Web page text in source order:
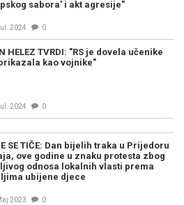
sabora' i akt agresije"
2024 0
HELEZ TVRDI: "RS je dovela učenike
kao vojnike"
2024 0
SE TIČE: Dan bijelih traka u Prijedoru
ove godine u znaku protesta zbog
odnosa lokalnih vlasti prema
ubijene djece
2023 0